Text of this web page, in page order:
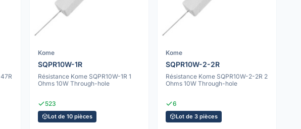
Kome
SQPR10W-1R
Résistance Kome SQPR10W-1R 1
Ohms 10W Through-hole
523
Lot de 10 pièces
Kome
SQPR10W-2-2R
Résistance Kome SQPR10W-2-2R 2
Ohms 10W Through-hole
6
Lot de 3 pièces